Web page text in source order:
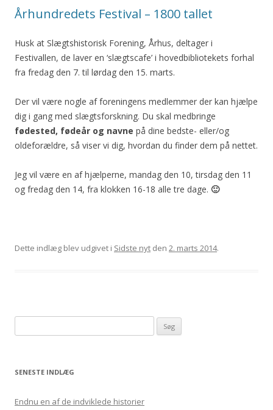
Århundredets Festival – 1800 tallet
Husk at Slægtshistorisk Forening, Århus, deltager i
Festivallen, de laver en ‘slægtscafe’ i hovedbibliotekets forhal
fra fredag den 7. til lørdag den 15. marts.
Der vil være nogle af foreningens medlemmer der kan hjælpe
dig i gang med slægtsforskning. Du skal medbringe
fødested, fødeår og navne på dine bedste- eller/og
oldeforældre, så viser vi dig, hvordan du finder dem på nettet.
Jeg vil være en af hjælperne, mandag den 10, tirsdag den 11
og fredag den 14, fra klokken 16-18 alle tre dage. 🙂
Dette indlæg blev udgivet i Sidste nyt den 2. marts 2014.
SENESTE INDLÆG
Endnu en af de indviklede historier